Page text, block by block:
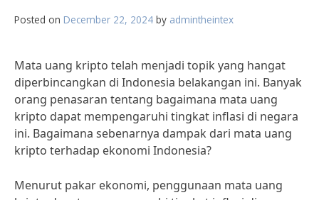
Posted on December 22, 2024 by admintheintex
Mata uang kripto telah menjadi topik yang hangat
diperbincangkan di Indonesia belakangan ini. Banyak
orang penasaran tentang bagaimana mata uang
kripto dapat mempengaruhi tingkat inflasi di negara
ini. Bagaimana sebenarnya dampak dari mata uang
kripto terhadap ekonomi Indonesia?
Menurut pakar ekonomi, penggunaan mata uang